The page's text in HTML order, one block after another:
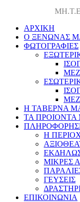
ΑΡΧΙΚΗ
Ο ΞΕΝΩΝΑΣ
ΦΩΤΟΓΡΑΦΙΕΣ
Η ΤΑΒΕΡΝΑ
ΤΑ ΠΡΟΙΟΝΤΑ
Η
ΜΙΚΡΕΣ
ΓΕΥΣΕΙΣ
ΕΠΙΚΟΙΝΩΝΙΑ